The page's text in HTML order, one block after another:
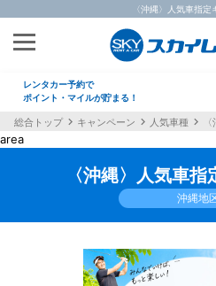
〈沖縄〉人気車指定
レンタカー予約で
ポイント・マイルが貯まる！
総合トップ キャンペーン 人気車種
area
〈沖縄〉人気車
沖縄地